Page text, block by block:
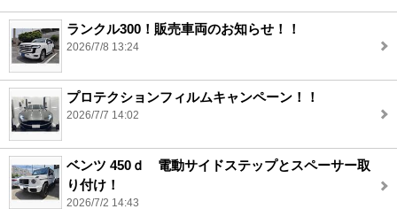
ランクル300！販売車両のお知らせ！！
2026/7/8 13:24
プロテクションフィルムキャンペーン！！
2026/7/7 14:02
ベンツ 450ｄ 電動サイドステップとスペーサー取
り付け！
2026/7/2 14:43